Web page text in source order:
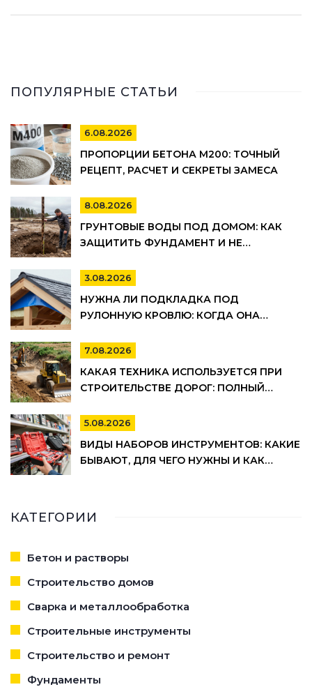
ПОПУЛЯРНЫЕ СТАТЬИ
6.08.2026
ПРОПОРЦИИ БЕТОНА М200: ТОЧНЫЙ
РЕЦЕПТ, РАСЧЕТ И СЕКРЕТЫ ЗАМЕСА
8.08.2026
ГРУНТОВЫЕ ВОДЫ ПОД ДОМОМ: КАК
ЗАЩИТИТЬ ФУНДАМЕНТ И НЕ
3.08.2026
НУЖНА ЛИ ПОДКЛАДКА ПОД
РУЛОННУЮ КРОВЛЮ: КОГДА ОНА
СЭКОНОМИТЬ
7.08.2026
КАКАЯ ТЕХНИКА ИСПОЛЬЗУЕТСЯ ПРИ
СТРОИТЕЛЬСТВЕ ДОРОГ: ПОЛНЫЙ
5.08.2026
ВИДЫ НАБОРОВ ИНСТРУМЕНТОВ: КАКИЕ
БЫВАЮТ, ДЛЯ ЧЕГО НУЖНЫ И КАК
КАТЕГОРИИ
Бетон и растворы
Строительство домов
Сварка и металлообработка
Строительные инструменты
Строительство и ремонт
Фундаменты